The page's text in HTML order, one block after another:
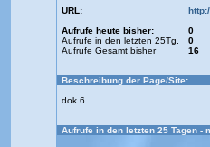
URL:
Aufrufe heute bisher:
0
Aufrufe in den letzten 25Tg.
0
Aufrufe Gesamt bisher
16
Beschreibung der Page/Site:
dok 6
Aufrufe in den letzten 25 Tagen -